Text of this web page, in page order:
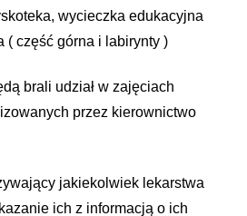
wycieczka edukacyjna
( część górna i labirynty )
brali udział w zajęciach
przez kierownictwo
jakiekolwiek lekarstwa
ich z informacją o ich